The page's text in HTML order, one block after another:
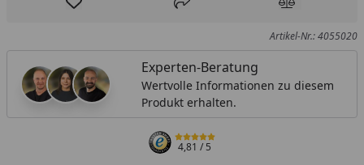
Produkt zur Wunschliste hinzufügen
Teilen Produkt
Artikel-Nr.: 4055020
Experten-Beratung
Wertvolle Informationen zu diesem
Produkt erhalten.
4,81/ 5